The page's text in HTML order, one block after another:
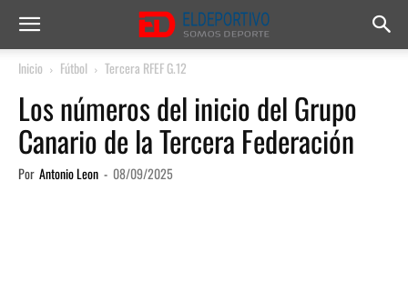
Inicio Fútbol Tercera RFEF G.12
Los números del inicio del Grupo
Canario de la Tercera Federación
Por Antonio Leon - 08/09/2025